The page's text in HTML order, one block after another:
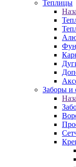
Теплицы
Заборы и